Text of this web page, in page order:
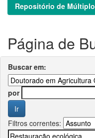
Repositório de
Página de
Buscar em:
por
Filtros correntes: